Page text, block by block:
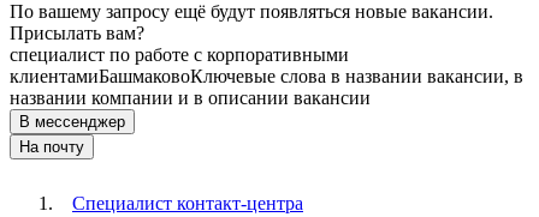
По вашему запросу ещё будут появляться новые вакансии.
Присылать вам?
специалист по работе с корпоративными
клиентамиБашмаковоКлючевые слова в названии вакансии, в
названии компании и в описании вакансии
В мессенджер
На почту
Специалист контакт-центра